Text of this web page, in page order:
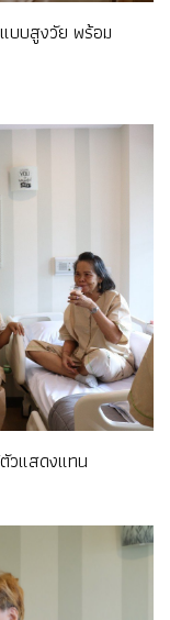
บบสูงวัย พร้อม
วแสดงแทน